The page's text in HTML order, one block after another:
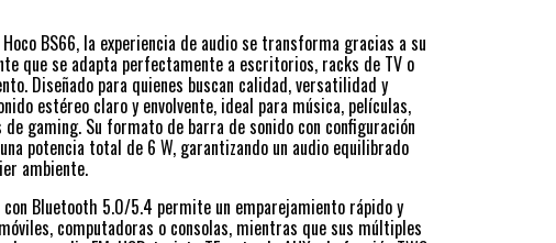
BS66, la experiencia de audio se transforma gracias a su
que se adapta perfectamente a escritorios, racks de TV o
Diseñado para quienes buscan calidad, versatilidad y
estéreo claro y envolvente, ideal para música, películas,
gaming. Su formato de barra de sonido con configuración
potencia total de 6 W, garantizando un audio equilibrado
ambiente.
con Bluetooth 5.0/5.4 permite un emparejamiento rápido y
computadoras o consolas, mientras que sus múltiples